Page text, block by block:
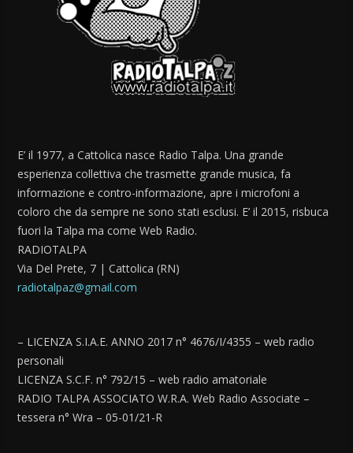
E’ il 1977, a Cattolica nasce Radio Talpa. Una grande
esperienza collettiva che trasmette grande musica, fa
informazione e contro-informazione, apre i microfoni a
coloro che da sempre ne sono stati esclusi. E’ il 2015, risbuca
fuori la Talpa ma come Web Radio.
RADIOTALPA
Via Del Prete, 7 | Cattolica (RN)
radiotalpaz@gmail.com
– LICENZA S.I.A.E. ANNO 2017 n° 4676/I/4355 – web radio
personali
LICENZA S.C.F. n° 792/15 – web radio amatoriale
RADIO TALPA ASSOCIATO W.R.A. Web Radio Associate –
tessera n° Wra – 05-01/21-R